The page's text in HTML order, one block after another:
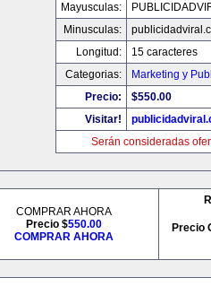
Mayusculas:
Minusculas:
Longitud:
15 caracteres
Categorias:
Marketing y
Precio:
$550.00
Visitar!
Serán consideradas
COMPRAR AHORA
Precio $550.00
COMPRAR AHORA
Precio